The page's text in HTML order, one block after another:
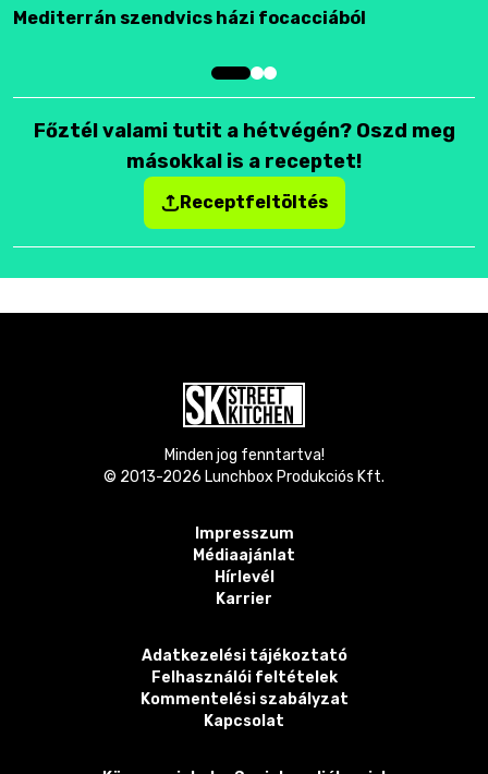
Mediterrán szendvics házi focacciából
Főztél valami tutit a hétvégén? Oszd meg
másokkal is a receptet!
Receptfeltöltés
Minden jog fenntartva!
© 2013-2026 Lunchbox Produkciós Kft.
Impresszum
Médiaajánlat
Hírlevél
Karrier
Adatkezelési tájékoztató
Felhasználói feltételek
Kommentelési szabályzat
Kapcsolat